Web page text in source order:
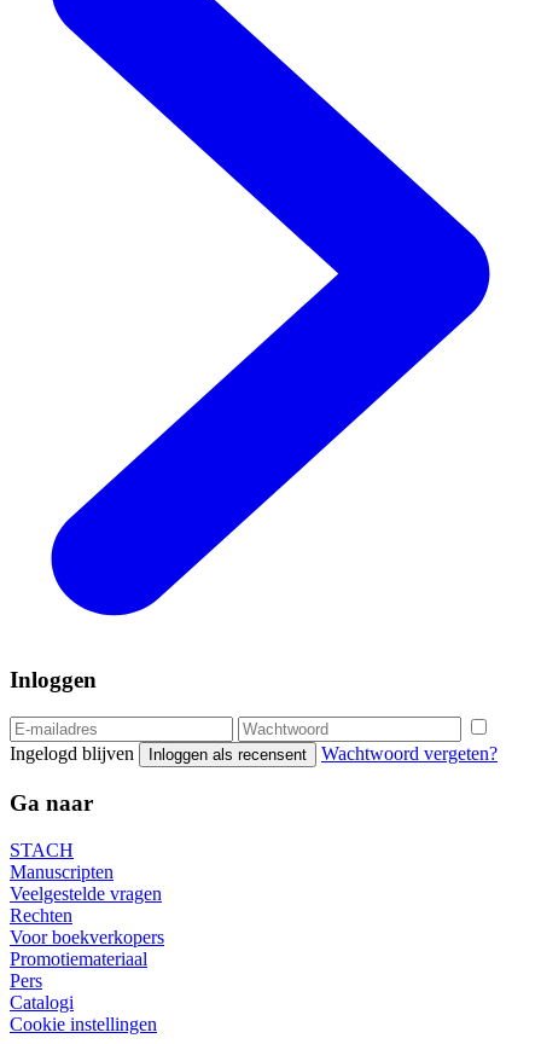
Inloggen
Ingelogd blijven Inloggen als recensent Wachtwoord vergeten?
Ga naar
STACH
Manuscripten
Veelgestelde vragen
Rechten
Voor boekverkopers
Promotiemateriaal
Pers
Catalogi
Cookie instellingen